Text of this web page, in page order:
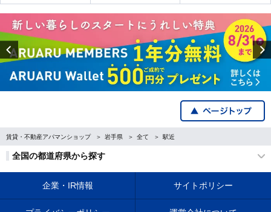
Previous
賃貸・不動産アパマンショップ 岩手県 全て 駅近
全国の都道府県から探す
企業・IR情報 サイトポリシー